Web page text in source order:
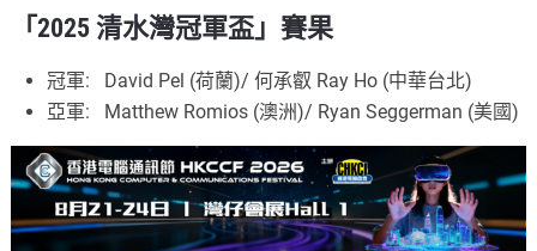
「2025 清水灣冠軍盃」賽果
冠軍: David Pel (荷蘭)/ 何承叡 Ray Ho (中華台北)
亞軍: Matthew Romios (澳洲)/ Ryan Seggerman (美國)